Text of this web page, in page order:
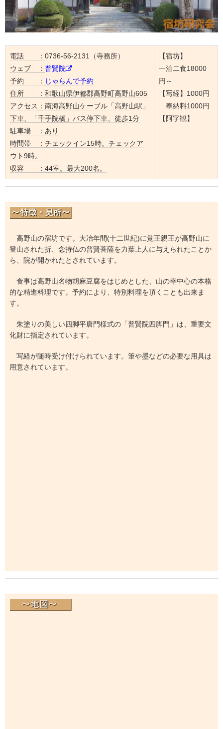
電話 ： 0736-56-2131（寺務所）
ウェブ ： 普賢院
予約 ： じゃらんで予約
住所 ： 和歌山県伊都郡高野町高野山605
アクセス： 南海高野山ケーブル「高野山駅」
下車、「千手院橋」バス停下車、徒歩1分
駐車場 ： あり
時間帯 ： チェックイン15時。チェックア
ウト9時。
収容 ： 44室。最大200名。
【宿坊】
一泊二食18000
円～
【写経】1000円
奉納料1000円
【阿字観】
高野山の宿坊です。大冶年間(十二世紀)に覚王親王が高野山に
登山された折、念持仏の普賢菩薩を力葉上人に与えられたことか
ら、院が開かれたとされています。
食事は高野山名物胡麻豆腐をはじめとした、山の幸中心の本格
的な精進料理です。予約により、特別料理を頂くことも出来ま
す。
朱塗りの美しい四脚平唐門様式の「普賢院四脚門」は、重要文
化財に指定されています。
写経が随時受け付けられています。筆や墨などの必要な用具は
用意されています。